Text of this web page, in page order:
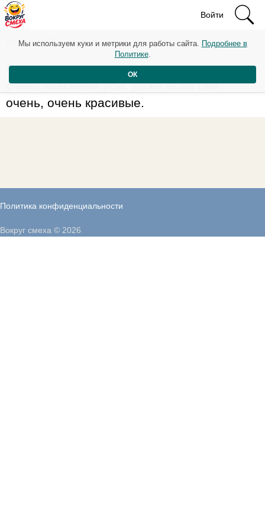
Войти
Рейтинг: 47
Никогда женщине не говорите, что у неё
очень красивые усы. Даже если они
очень, очень красивые.
Политика конфиденциальности
Мы используем куки и метрики для работы сайта. Подробнее в
Политике.
ОК
Вокруг смеха © 2026